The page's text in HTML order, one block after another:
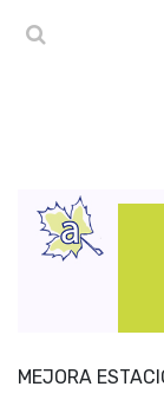
MEJORA